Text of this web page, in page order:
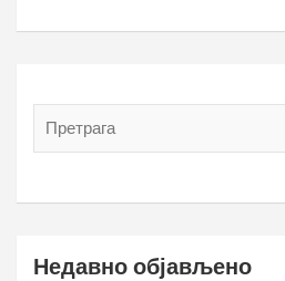
Недавно објављено